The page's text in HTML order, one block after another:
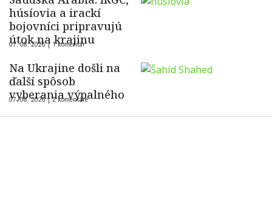
húsíovia a irackí
bojovníci pripravujú
útok na krajinu
07. 08. 2026 | 1 komentár
Na Ukrajine došli na
ďalší spôsob
vyberania výpalného
07. 08. 2026 |2 komentáre